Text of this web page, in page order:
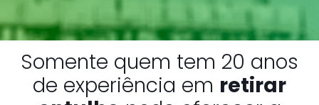
Somente quem tem 20 anos
de experiência em retirar